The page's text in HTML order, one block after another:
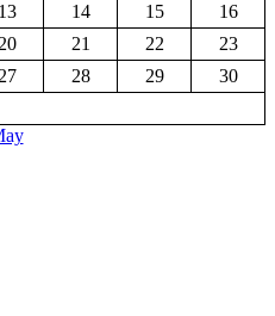
13 14 15
16
21 22
23
28 29
30